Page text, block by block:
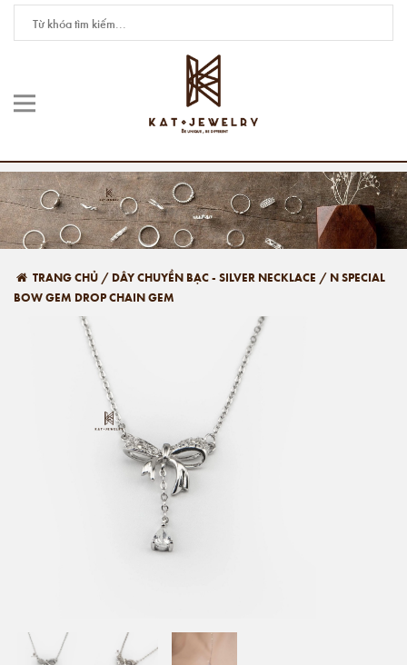
TRANG CHỦ / DÂY CHUYỀN BẠC - SILVER NECKLACE / N SPECIAL
BOW GEM DROP CHAIN GEM